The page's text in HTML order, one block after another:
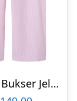
NAME IT Bukser Jela Corsage